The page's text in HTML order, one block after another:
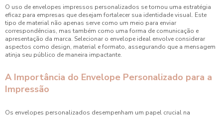
O uso de envelopes impressos personalizados se tornou uma estratégia
eficaz para empresas que desejam fortalecer sua identidade visual. Este
tipo de material não apenas serve como um meio para enviar
correspondências, mas também como uma forma de comunicação e
apresentação da marca. Selecionar o envelope ideal envolve considerar
aspectos como design, material e formato, assegurando que a mensagem
atinja seu público de maneira impactante.
A Importância do Envelope Personalizado para a
Impressão
Os envelopes personalizados desempenham um papel crucial na